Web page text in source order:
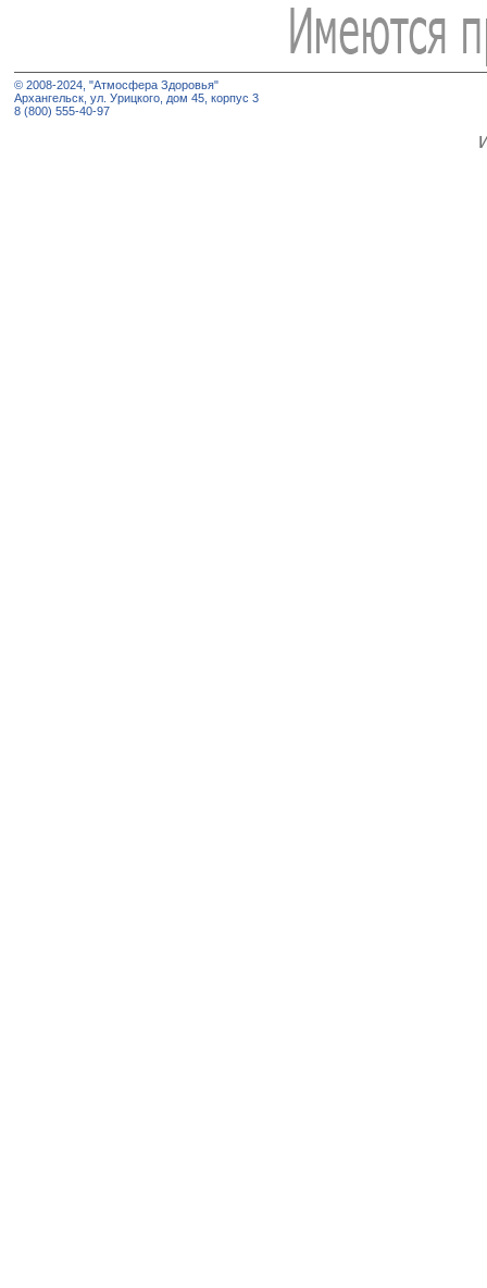
© 2008-2024, "Атмосфера Здоровья"
Архангельск, ул. Урицкого, дом 45, корпус 3
8 (800) 555-40-97